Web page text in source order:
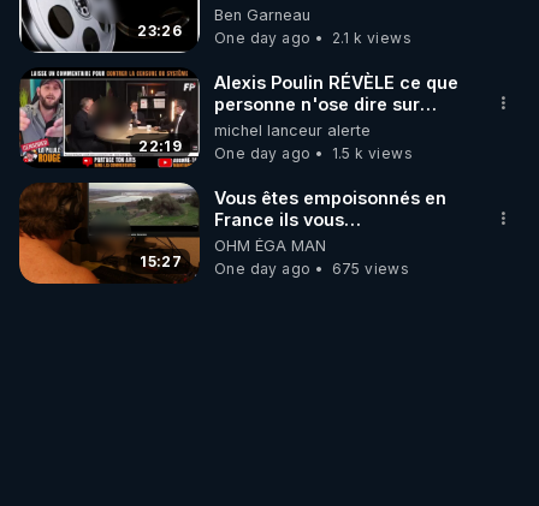
23:26
Ben Garneau
One day ago
2.1 k views
22:19
Alexis Poulin RÉVÈLE ce que
personne n'ose dire sur
l'Union européenne (C'est
explosif)
michel lanceur alerte
One day ago
1.5 k views
15:27
Vous êtes empoisonnés en
France ils vous
empoisonnent tranquille
OHM ÉGA MAN
One day ago
675 views